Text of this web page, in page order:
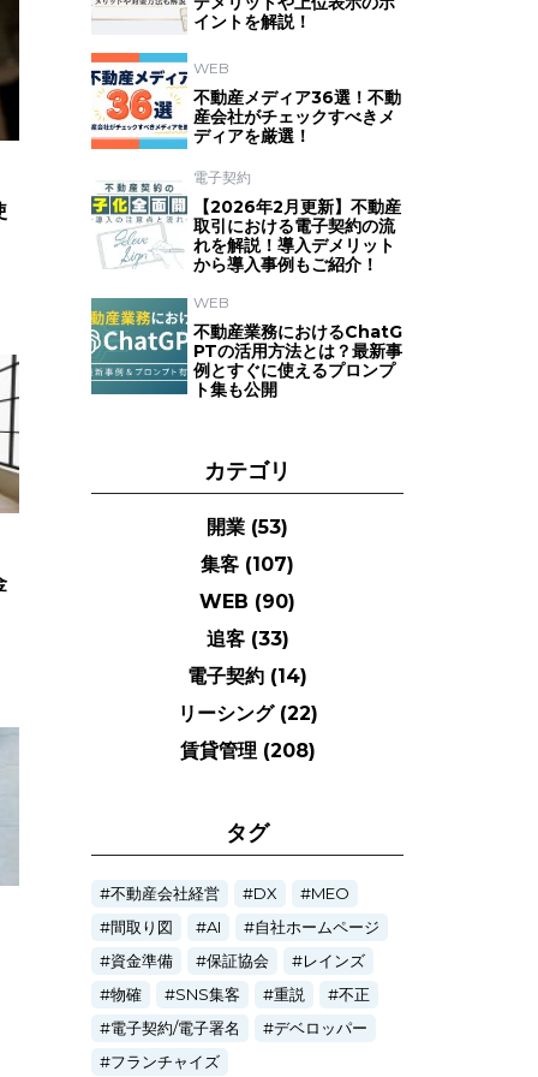
イントを解説！
WEB
不動産メディア36選！不動
産会社がチェックすべきメ
ディアを厳選！
電子契約
【2026年2月更新】不動産
取引における電子契約の流
れを解説！導入デメリット
から導入事例もご紹介！
WEB
不動産業務におけるChatG
PTの活用方法とは？最新事
例とすぐに使えるプロンプ
ト集も公開
カテゴリ
開業 (53)
集客 (107)
WEB (90)
追客 (33)
電子契約 (14)
リーシング (22)
賃貸管理 (208)
タグ
不動産会社経営 DX
MEO
間取り図
AI
自社ホームページ
資金準備
保証協会
レインズ
物確
SNS集客 重説
不正
電子契約/電子署名
デベロッパー
フランチャイズ